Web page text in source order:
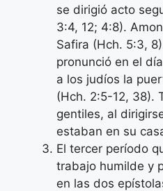
se dirigió acto
3:4, 12; 4:8).
Safira (Hch. 5:3,
pronunció en el
a los judíos la
(Hch. 2:5-12, 38).
gentiles, al
estaban en su
El tercer período
trabajo humilde y
en las dos